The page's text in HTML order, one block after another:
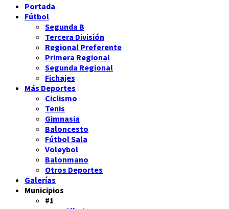
Portada
Fútbol
Segunda B
Tercera División
Regional Preferente
Primera Regional
Segunda Regional
Fichajes
Más Deportes
Ciclismo
Tenis
Gimnasia
Baloncesto
Fútbol Sala
Voleybol
Balonmano
Otros Deportes
Galerías
Municipios
#1